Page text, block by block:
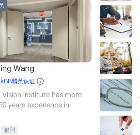
Wang
精英认证
Vision Institute has more
years experience in
眼科